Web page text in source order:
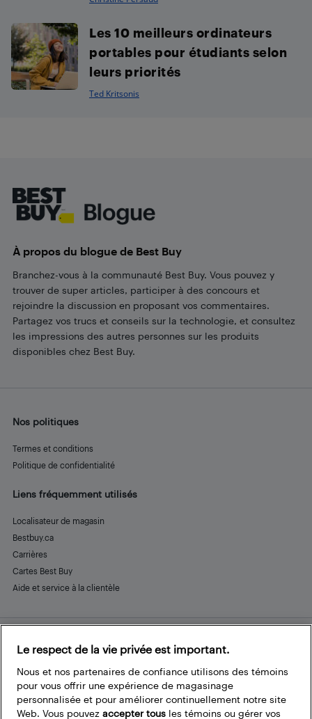
Les 10 meilleurs ordinateurs
portables pour étudiants selon
leurs priorités
Ted Kritsonis
À propos du blogue de Best Buy
Branchez-vous à la communauté Best Buy. Vous pouvez y
trouver de super articles, participer à des concours et
rejoindre la discussion en proposant vos commentaires.
Partagez vos trucs et conseils sur la technologie, et consultez
les impressions des autres personnes sur les produits
disponibles chez Best Buy.
Nos politiques
Termes et conditions
Politique de confidentialité
Liens fréquemment utilisés
Localisateur de magasin
Bestbuy.ca
Carrières
Cartes Best Buy
Aide et service à la clientèle
Restez connecté
FacebookInstagram
PinterestLinkedInYouTube
Le respect de la vie privée est important.
Nous et nos partenaires de confiance utilisons des témoins
pour vous offrir une expérience de magasinage
personnalisée et pour améliorer continuellement notre site
Web. Vous pouvez accepter tous les témoins ou gérer vos